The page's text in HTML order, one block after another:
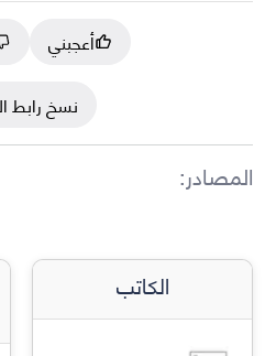
أعجبني
نسخ رابط
المصادر:
الكاتب